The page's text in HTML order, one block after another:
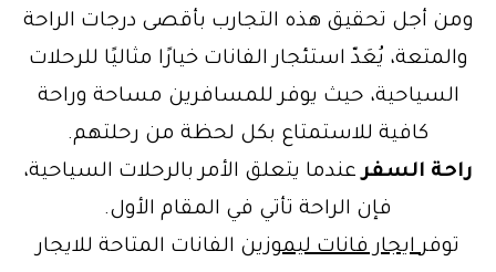
ومن أجل تحقيق هذه التجارب بأقصى درجات الراحة
والمتعة، يُعَدّ استئجار الفانات خيارًا مثاليًا للرحلات
السياحية، حيث يوفر للمسافرين مساحة وراحة
كافية للاستمتاع بكل لحظة من رحلتهم.
راحة السفرعندما يتعلق الأمر بالرحلات السياحية،
فإن الراحة تأتي في المقام الأول.
توفرايجار فانات ليموزين الفانات المتاحة للايجار